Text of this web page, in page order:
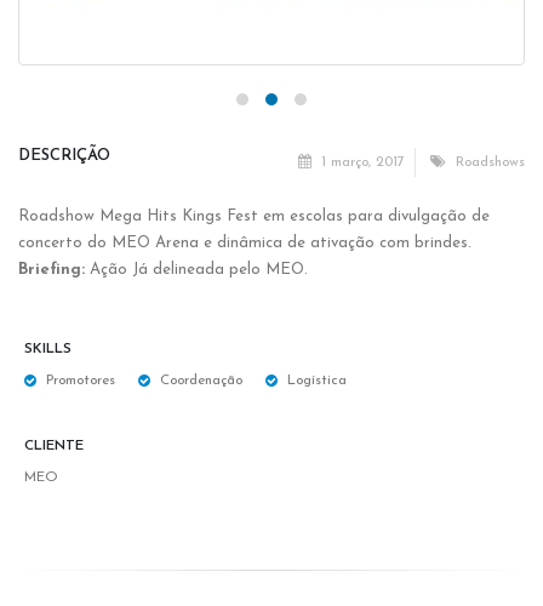
1 março, 2017 Roadshows
DESCRIÇÃO
Roadshow Mega Hits Kings Fest em escolas para divulgação de
concerto do MEO Arena e dinâmica de ativação com brindes.
Briefing: Ação Já delineada pelo MEO.
SKILLS
Promotores Coordenação Logística
CLIENTE
MEO